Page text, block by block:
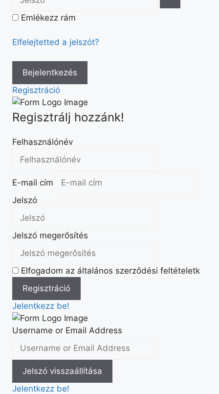
Emlékezz rám
Elfelejtetted a jelszót?
Regisztráció
Regisztrálj hozzánk!
Felhasználónév
E-mail cím
Jelszó
Jelszó megerősítés
Elfogadom az általános szerződési feltételetk
Jelentkezz be!
Username or Email Address
Jelentkezz be!